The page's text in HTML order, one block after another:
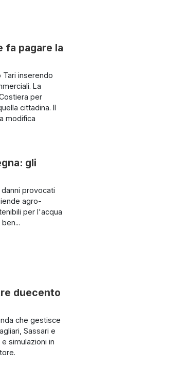
fa pagare la
inserendo
La
per
cittadina. Il
modifica
gli
provocati
agro-
per l'acqua
duecento
che gestisce
Sassari e
simulazioni in